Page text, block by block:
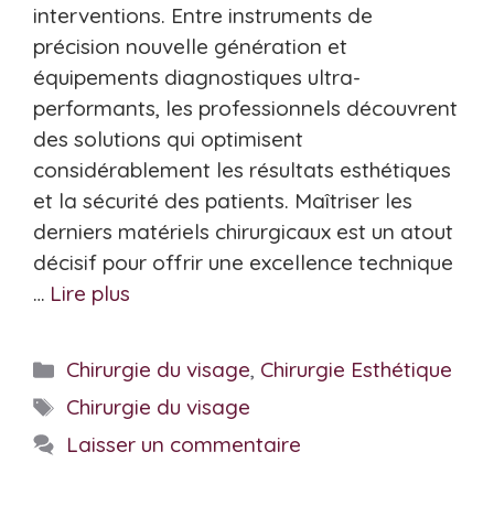
interventions. Entre instruments de
précision nouvelle génération et
équipements diagnostiques ultra-
performants, les professionnels découvrent
des solutions qui optimisent
considérablement les résultats esthétiques
et la sécurité des patients. Maîtriser les
derniers matériels chirurgicaux est un atout
décisif pour offrir une excellence technique
… Lire plus
Catégories
Chirurgie du visage, Chirurgie Esthétique
Étiquettes
Chirurgie du visage
Laisser un commentaire